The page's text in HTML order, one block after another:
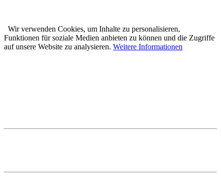
Wir verwenden Cookies, um Inhalte zu personalisieren,
Funktionen für soziale Medien anbieten zu können und die Zugriffe
auf unsere Website zu analysieren. Weitere Informationen